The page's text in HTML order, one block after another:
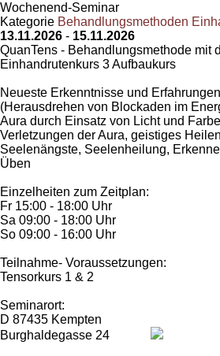
Wochenend-Seminar
Kategorie Behandlungsmethoden
13.11.2026 - 15.11.2026
QuanTens - Behandlungsmethode mit
Einhandrutenkurs 3 Aufbaukurs
Neueste Erkenntnisse und
(Herausdrehen von Blockaden im
Aura durch Einsatz von Licht und
Verletzungen der Aura, geistiges
Seelenängste, Seelenheilung,
Üben
Einzelheiten zum Zeitplan:
Fr 15:00 - 18:00 Uhr
Sa 09:00 - 18:00 Uhr
So 09:00 - 16:00 Uhr
Teilnahme- Voraussetzungen:
Tensorkurs 1 & 2
Seminarort:
D 87435 Kempten
Burghaldegasse 24